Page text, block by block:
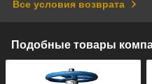
Все условия возврата
Подобные товары